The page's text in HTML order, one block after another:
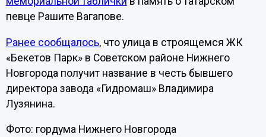
певце Рашите Вагапове.
Ранее сообщалось, что улица в строящемся ЖК
«Бекетов Парк» в Советском районе Нижнего
Новгорода получит название в честь бывшего
директора завода «Гидромаш» Владимира
Лузянина.
Фото: гордума Нижнего Новгорода